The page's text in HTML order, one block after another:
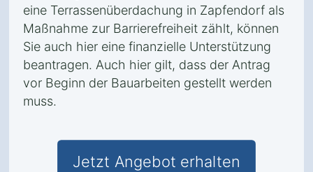
eine Terrassenüberdachung in Zapfendorf als
Maßnahme zur Barrierefreiheit zählt, können
Sie auch hier eine finanzielle Unterstützung
beantragen. Auch hier gilt, dass der Antrag
vor Beginn der Bauarbeiten gestellt werden
muss.
Jetzt Angebot erhalten